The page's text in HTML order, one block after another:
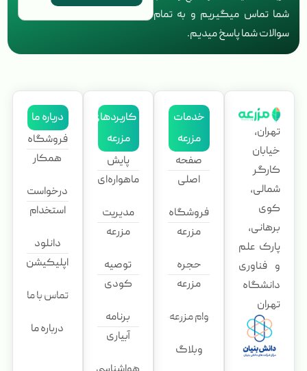
شما تماس میگیریم و به تمام
سوالات شما پاسخ میدیم.
تهران،
خیابان
کارگر
شمالی،
کوی
برهانی،
پارک علم
و فناوری
دانشگاه
تهران
خدمات
مزرعه
صفحه
اصلی
فروشگاه
مزرعه
حجره
مزرعه
وام مزرعه
وبلاگ
کاربردهای
مزرعه
پایش
ماهواره‌ای
مدیریت
مزرعه
توصیه
کودی
برنامه
آبیاری
درباره ما
فروشگاه
همکار
درخواست
استخدام
دانلود
اپلیکیشن
تماس با ما
درباره ما